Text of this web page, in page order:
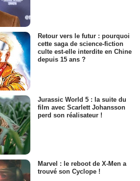
Retour vers le futur : pourquoi
cette saga de science-fiction
culte est-elle interdite en Chine
depuis 15 ans ?
Jurassic World 5 : la suite du
film avec Scarlett Johansson
perd son réalisateur !
Marvel : le reboot de X-Men a
trouvé son Cyclope !